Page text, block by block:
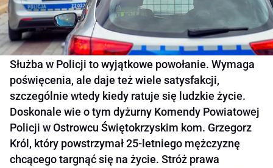
Służba w Policji to wyjątkowe powołanie. Wymaga
poświęcenia, ale daje też wiele satysfakcji,
szczególnie wtedy kiedy ratuje się ludzkie życie.
Doskonale wie o tym dyżurny Komendy Powiatowej
Policji w Ostrowcu Świętokrzyskim kom. Grzegorz
Król, który powstrzymał 25-letniego mężczyznę
chcącego targnąć się na życie. Stróż prawa